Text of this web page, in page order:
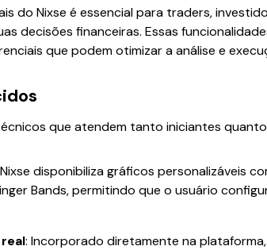
do Nixse é essencial para traders,
decisões financeiras. Essas
que podem otimizar a análise e
que atendem tanto iniciantes
disponibiliza gráficos personalizáveis
Bands, permitindo que o usuário
: Incorporado diretamente na